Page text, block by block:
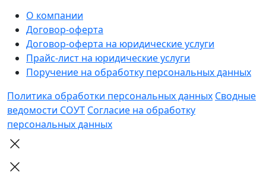
О компании
Договор-оферта
Договор-оферта на юридические услуги
Прайс-лист на юридические услуги
Поручение на обработку персональных данных
Политика обработки персональных данных Сводные
ведомости СОУТ Согласие на обработку
персональных данных